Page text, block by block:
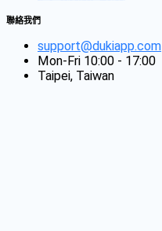
聯絡我們
support@dukiapp.com
Mon-Fri 10:00 - 17:00
Taipei, Taiwan